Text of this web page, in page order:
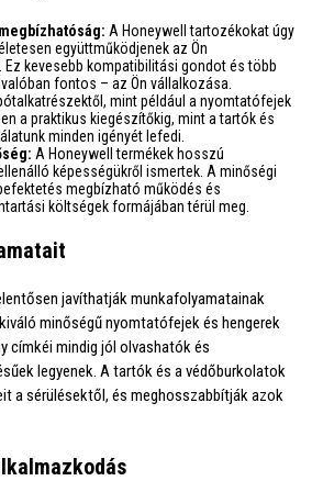
A Honeywell tartozékokat úgy
együttműködjenek az Ön
kevesebb kompatibilitási gondot és több
fontos – az Ön vállalkozása.
mint például a nyomtatófejek
a praktikus kiegészítőkig, mint a tartók és
minden igényét lefedi.
A Honeywell termékek hosszú
képességükről ismertek. A minőségi
megbízható működés és
költségek formájában térül meg.
javíthatják munkafolyamatainak
minőségű nyomtatófejek és hengerek
címkéi mindig jól olvashatók és
legyenek. A tartók és a védőburkolatok
a sérülésektől, és meghosszabbítják azok